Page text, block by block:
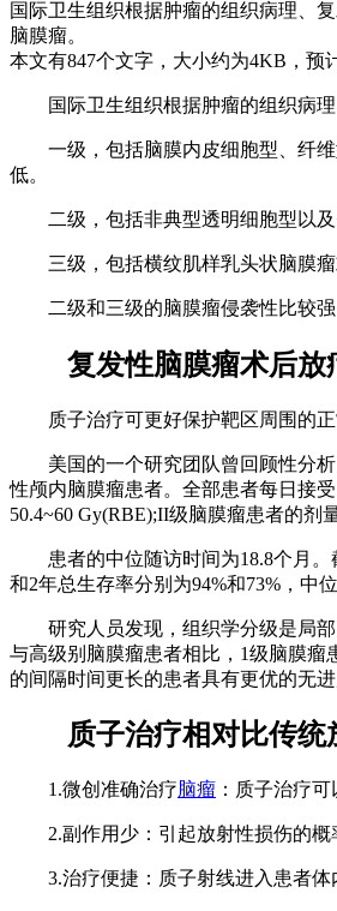
国际卫生组织根据肿瘤的组织病理、
脑膜瘤。
本文有847个文字，大小约为4KB，预
国际卫生组织根据肿瘤的组织病理
一级，包括脑膜内皮细胞型、纤维
低。
二级，包括非典型透明细胞型以及
三级，包括横纹肌样乳头状脑膜瘤
二级和三级的脑膜瘤侵袭性比较强
复发性脑膜瘤术后放
质子治疗可更好保护靶区周围的正
美国的一个研究团队曾回顾性分析
性颅内脑膜瘤患者。全部患者每日接
50.4~60 Gy(RBE);II级脑膜瘤患者的剂
患者的中位随访时间为18.8个月。截
和2年总生存率分别为94%和73%，中
研究人员发现，组织学分级是局部
与高级别脑膜瘤患者相比，1级脑膜瘤
的间隔时间更长的患者具有更优的无进
质子治疗相对比传统
1.微创准确治疗脑瘤 ：质子治疗
2.副作用少：引起放射性损伤的概
3.治疗便捷：质子射线进入患者体